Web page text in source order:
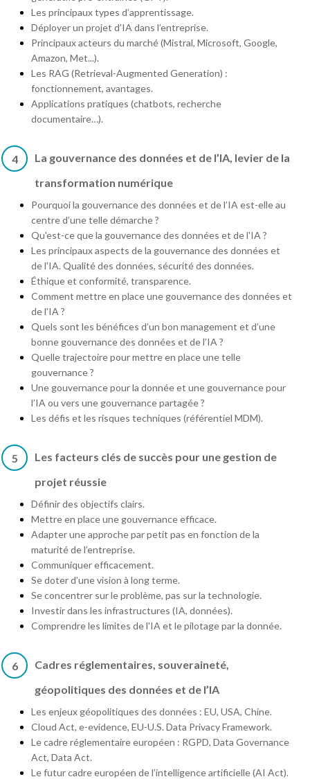
Les principaux types d’apprentissage.
Déployer un projet d’IA dans l’entreprise.
Principaux acteurs du marché (Mistral, Microsoft, Google,
Amazon, Met...).
Les RAG (Retrieval-Augmented Generation) :
fonctionnement, avantages.
Applications pratiques (chatbots, recherche
documentaire…).
4
La gouvernance des données et de l’IA, levier de la
transformation numérique
Pourquoi la gouvernance des données et de l’IA est-elle au
centre d’une telle démarche ?
Qu'est-ce que la gouvernance des données et de l'IA ?
Les principaux aspects de la gouvernance des données et
de l'IA. Qualité des données, sécurité des données.
Éthique et conformité, transparence.
Comment mettre en place une gouvernance des données et
de l'IA ?
Quels sont les bénéfices d’un bon management et d’une
bonne gouvernance des données et de l’IA ?
Quelle trajectoire pour mettre en place une telle
gouvernance ?
Une gouvernance pour la donnée et une gouvernance pour
l’IA ou vers une gouvernance partagée ?
Les défis et les risques techniques (référentiel MDM).
5
Les facteurs clés de succès pour une gestion de
projet réussie
Définir des objectifs clairs.
Mettre en place une gouvernance efficace.
Adapter une approche par petit pas en fonction de la
maturité de l’entreprise.
Communiquer efficacement.
Se doter d’une vision à long terme.
Se concentrer sur le problème, pas sur la technologie.
Investir dans les infrastructures (IA, données).
Comprendre les limites de l'IA et le pilotage par la donnée.
6
Cadres réglementaires, souveraineté,
géopolitiques des données et de l’IA
Les enjeux géopolitiques des données : EU, USA, Chine.
Cloud Act, e-evidence, EU-U.S. Data Privacy Framework.
Le cadre réglementaire européen : RGPD, Data Governance
Act, Data Act.
Le futur cadre européen de l’intelligence artificielle (AI Act).